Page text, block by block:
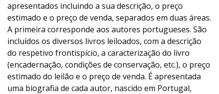
apresentados incluindo a sua descrição, o preço
estimado e o preço de venda, separados em duas áreas.
A primeira corresponde aos autores portugueses. São
incluídos os diversos livros leiloados, com a descrição
do respetivo frontispício, a caracterização do livro
(encadernação, condições de conservação, etc.), o preço
estimado do leilão e o preço de venda. É apresentada
uma biografia de cada autor, nascido em Portugal,